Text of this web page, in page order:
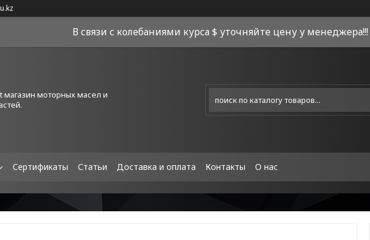
В связи с колебаниями курса $ уточняйте цену у менеджера!!!
магазин моторных масел и
Сертификаты Статьи Доставка и оплата Контакты О нас